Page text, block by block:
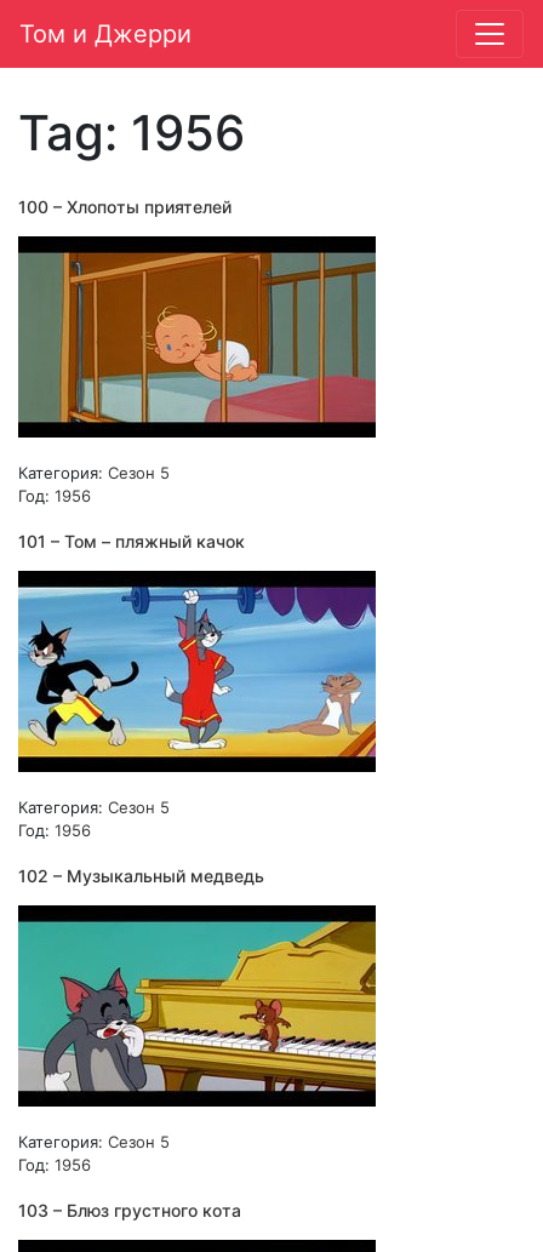
Main Navigation
Том и Джерри
Tag: 1956
100 – Хлопоты приятелей
Категория: Сезон 5
Год: 1956
101 – Том – пляжный качок
Категория: Сезон 5
Год: 1956
102 – Музыкальный медведь
Категория: Сезон 5
Год: 1956
103 – Блюз грустного кота